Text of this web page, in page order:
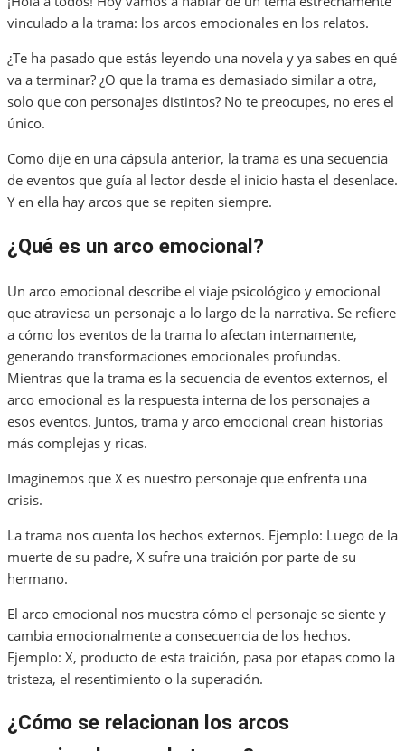
vinculado a la trama: los arcos emocionales en los relatos.
¿Te ha pasado que estás leyendo una novela y ya sabes en qué
va a terminar? ¿O que la trama es demasiado similar a otra,
solo que con personajes distintos? No te preocupes, no eres el
único.
Como dije en una cápsula anterior, la trama es una secuencia
de eventos que guía al lector desde el inicio hasta el desenlace.
Y en ella hay arcos que se repiten siempre.
¿Qué es un arco emocional?
Un arco emocional describe el viaje psicológico y emocional
que atraviesa un personaje a lo largo de la narrativa. Se refiere
a cómo los eventos de la trama lo afectan internamente,
generando transformaciones emocionales profundas.
Mientras que la trama es la secuencia de eventos externos, el
arco emocional es la respuesta interna de los personajes a
esos eventos. Juntos, trama y arco emocional crean historias
más complejas y ricas.
Imaginemos que X es nuestro personaje que enfrenta una
crisis.
La trama nos cuenta los hechos externos. Ejemplo: Luego de la
muerte de su padre, X sufre una traición por parte de su
hermano.
El arco emocional nos muestra cómo el personaje se siente y
cambia emocionalmente a consecuencia de los hechos.
Ejemplo: X, producto de esta traición, pasa por etapas como la
tristeza, el resentimiento o la superación.
¿Cómo se relacionan los arcos